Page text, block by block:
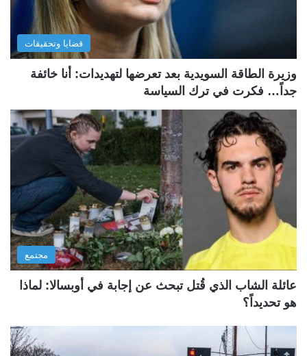
قضايا وتحقيقات
وزيرة الطاقة السويدية بعد تعرضها لتهديدات: أنا خائفة
جداً… فكرت في ترك السياسة
مجتمع
عائلة الشاب الذي قُتل تبحث عن إجابة في أوبسالا: لماذا
هو تحديداً؟